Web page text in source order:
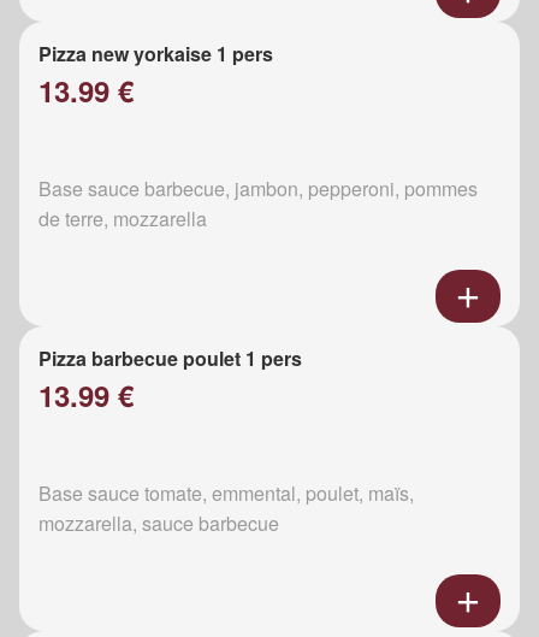
Pizza new yorkaise 1 pers
13.99 €
Base sauce barbecue, jambon, pepperoni, pommes
de terre, mozzarella
Pizza barbecue poulet 1 pers
13.99 €
Base sauce tomate, emmental, poulet, maïs,
mozzarella, sauce barbecue